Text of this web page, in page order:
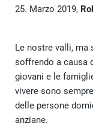
25. Marzo 2019,
Le nostre valli, ma
soffrendo a causa
giovani e le
vivere sono
delle persone
anziane.